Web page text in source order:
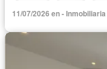
11/07/2026 en -